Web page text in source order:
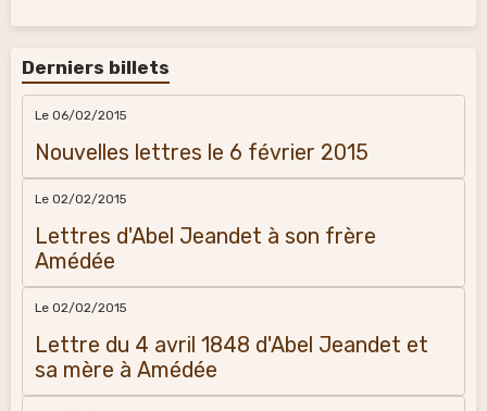
Derniers billets
Le 06/02/2015
Nouvelles lettres le 6 février 2015
Le 02/02/2015
Lettres d'Abel Jeandet à son frère
Amédée
Le 02/02/2015
Lettre du 4 avril 1848 d'Abel Jeandet et
sa mère à Amédée